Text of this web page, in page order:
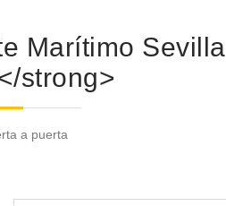
Marítimo Sevilla
strong>
a puerta